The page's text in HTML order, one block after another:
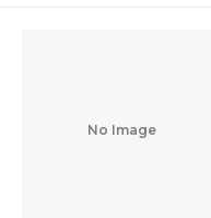
No Image